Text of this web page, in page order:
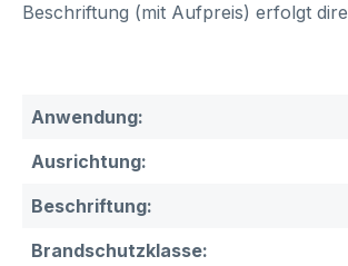
Beschriftung (mit Aufpreis) erfolgt
Anwendung:
Ausrichtung:
Beschriftung:
Brandschutzklasse: